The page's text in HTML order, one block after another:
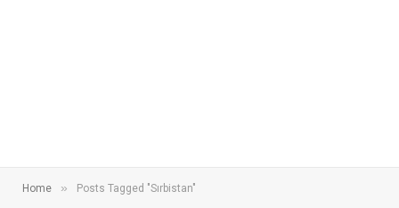
Home » Posts Tagged "Sırbistan"